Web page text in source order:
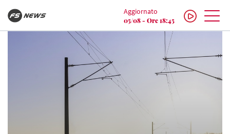
Aggiornato
05/08 - Ore 18:45